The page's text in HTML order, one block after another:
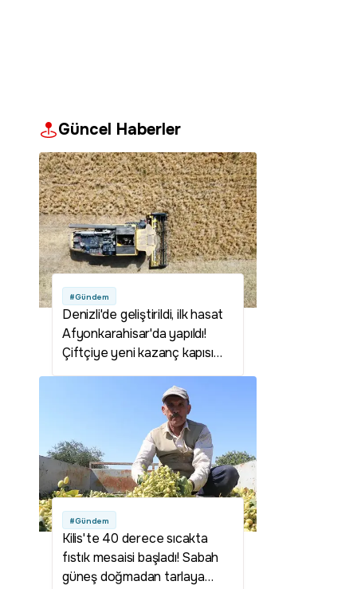
Güncel Haberler
#Gündem
Denizli'de geliştirildi, ilk hasat
Afyonkarahisar'da yapıldı!
Çiftçiye yeni kazanç kapısı
#Gündem
Kilis'te 40 derece sıcakta
fıstık mesaisi başladı! Sabah
güneş doğmadan tarlaya